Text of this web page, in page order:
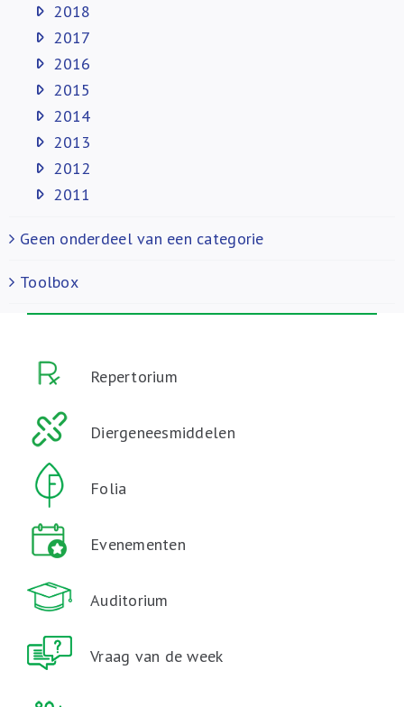
2018
2017
2016
2015
2014
2013
2012
2011
Geen onderdeel van een categorie
Toolbox
Repertorium
Diergeneesmiddelen
Folia
Evenementen
Auditorium
Vraag van de week